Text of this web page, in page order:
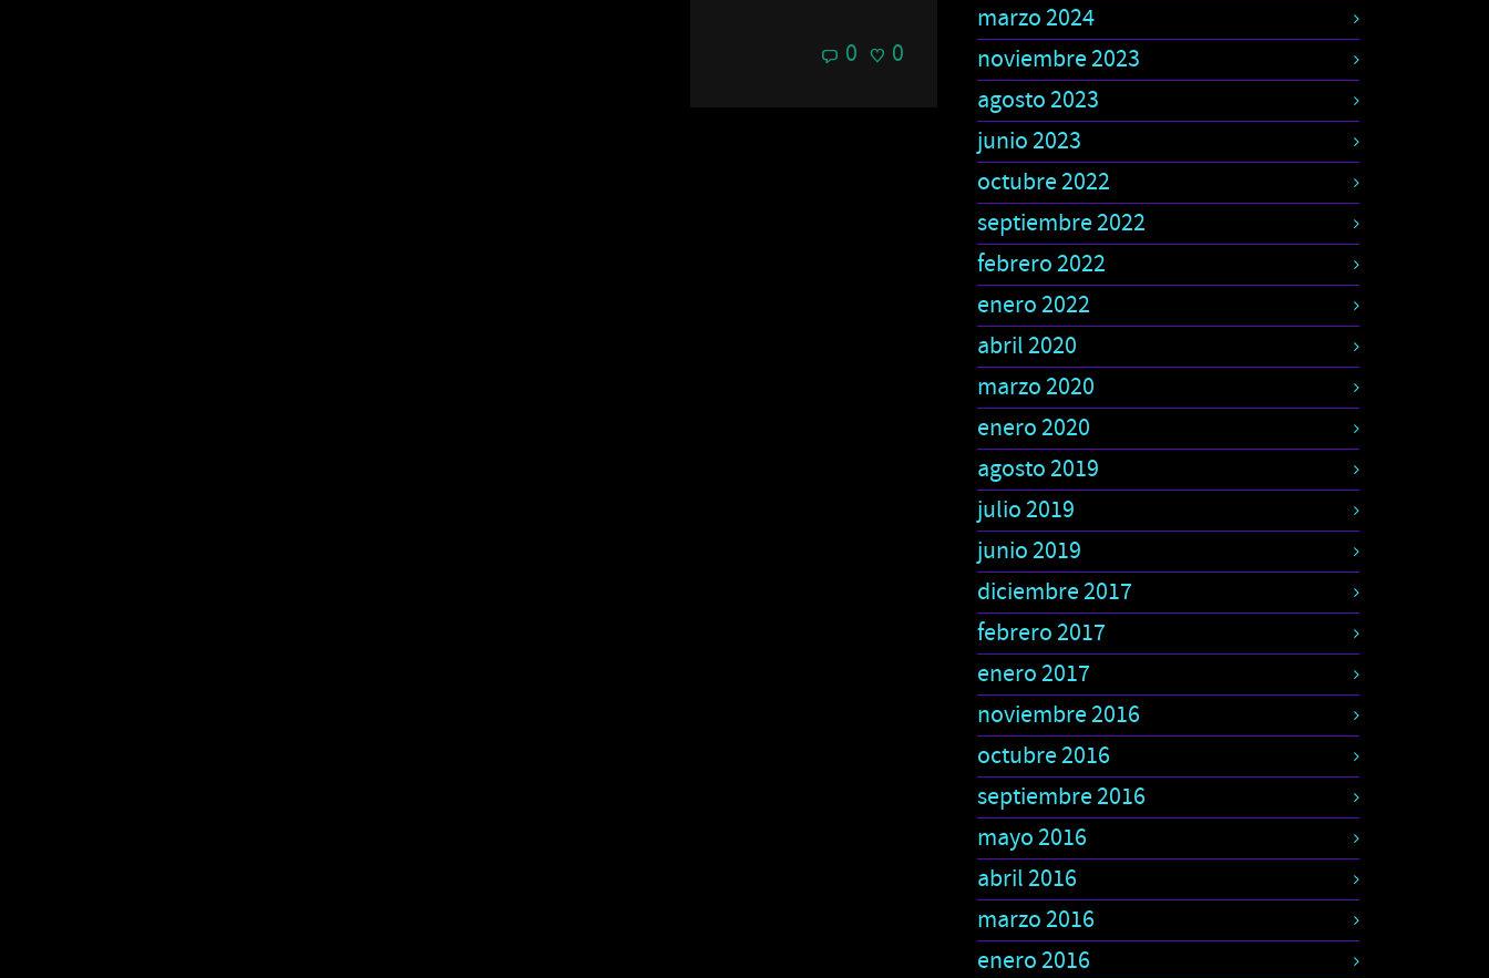
0 0
marzo 2024
noviembre 2023
agosto 2023
junio 2023
octubre 2022
septiembre 2022
febrero 2022
enero 2022
abril 2020
marzo 2020
enero 2020
agosto 2019
julio 2019
junio 2019
diciembre 2017
febrero 2017
enero 2017
noviembre 2016
octubre 2016
septiembre 2016
mayo 2016
abril 2016
marzo 2016
enero 2016